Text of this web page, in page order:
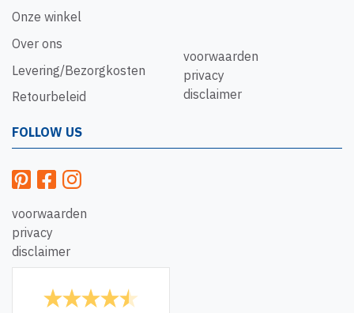
Onze winkel
Over ons
Levering/Bezorgkosten
Retourbeleid
voorwaarden
privacy
disclaimer
FOLLOW US
voorwaarden
privacy
disclaimer